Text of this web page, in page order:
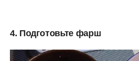
4. Подготовьте фарш